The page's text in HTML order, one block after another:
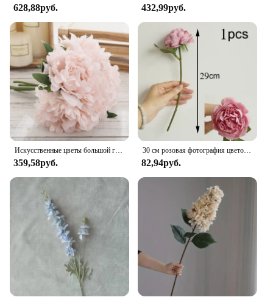
628,88руб. 432,99руб.
359,58руб.
30 см розовая фотография цветочный букет 5 большой головной бутон фотография для домашнего свадебного украшения indoo
82,94руб.